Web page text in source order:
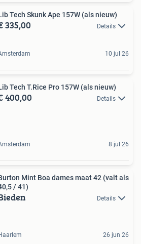
Tech Skunk Ape 157W (als nieuw)
335,00 Details
10 jul 26
Tech T.Rice Pro 157W (als nieuw)
400,00 Details
8 jul 26
Mint Boa dames maat 42 (valt als
/ 41)
Details
26 jun 26